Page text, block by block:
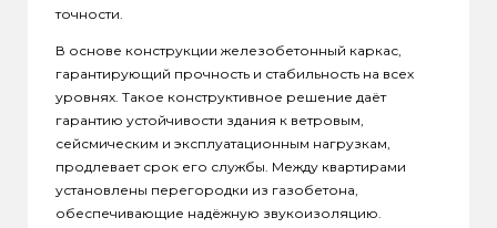
точности.
В основе конструкции железобетонный каркас,
гарантирующий прочность и стабильность на всех
уровнях. Такое конструктивное решение даёт
гарантию устойчивости здания к ветровым,
сейсмическим и эксплуатационным нагрузкам,
продлевает срок его службы. Между квартирами
установлены перегородки из газобетона,
обеспечивающие надёжную звукоизоляцию.